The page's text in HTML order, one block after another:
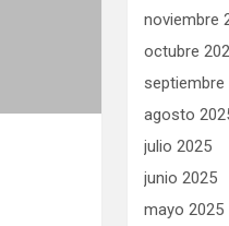
noviembre
octubre
septiembre
agosto
julio 2025
junio 2025
mayo 2025